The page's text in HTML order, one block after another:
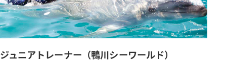
ジュニアトレーナー（鴨川シーワールド）